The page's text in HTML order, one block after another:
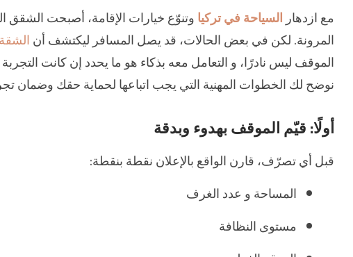
مع ازدهارالسياحة في تركياوتنوّع خيارات الإقامة، أصبحت الشقق
المرونة. لكن في بعض الحالات، قد يصل المسافر ليكتشف أنالشقة
الموقف ليس نادرًا، و التعامل معه بذكاء هو ما يحدد إن كانت
نوضح لك الخطوات المهنية التي يجب اتباعها لحماية حقك وضمان
أولًا: قيّم الموقف بهدوء وبدقة
قبل أي تصرّف، قارن الواقع بالإعلان نقطة بنقطة:
المساحة و عدد الغرف
مستوى النظافة